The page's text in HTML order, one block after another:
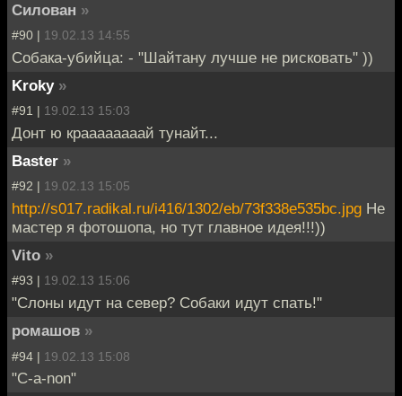
Силован »
#90 | 19.02.13 14:55
Собака-убийца: - "Шайтану лучше не рисковать" ))
Kroky »
#91 | 19.02.13 15:03
Донт ю краааааааай тунайт...
Baster »
#92 | 19.02.13 15:05
http://s017.radikal.ru/i416/1302/eb/73f338e535bc.jpg Не
мастер я фотошопа, но тут главное идея!!!))
Vito »
#93 | 19.02.13 15:06
"Слоны идут на север? Собаки идут спать!"
ромашов »
#94 | 19.02.13 15:08
"C-a-non"